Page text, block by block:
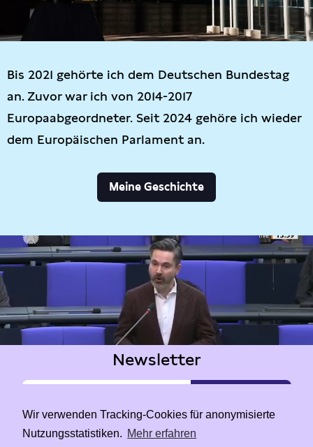
Wir verwenden Tracking-Cookies für anonymisierte
Nutzungsstatistiken. Mehr erfahren
Bis 2021 gehörte ich dem Deutschen Bundestag
an. Zuvor war ich von 2014-2017
Europaabgeordneter. Seit 2024 gehöre ich wieder
dem Europäischen Parlament an.
Meine Geschichte
Newsletter